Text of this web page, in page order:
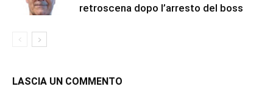
retroscena dopo l’arresto del boss
LASCIA UN COMMENTO